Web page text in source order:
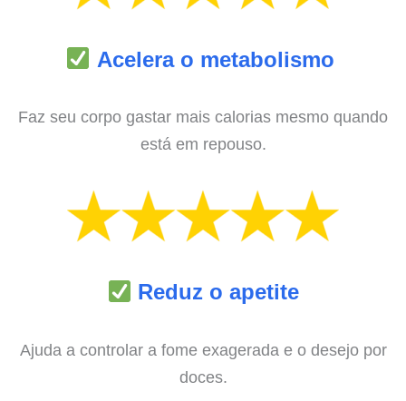
Acelera o metabolismo
Faz seu corpo gastar mais calorias mesmo quando
está em repouso.
Reduz o apetite
Ajuda a controlar a fome exagerada e o desejo por
doces.